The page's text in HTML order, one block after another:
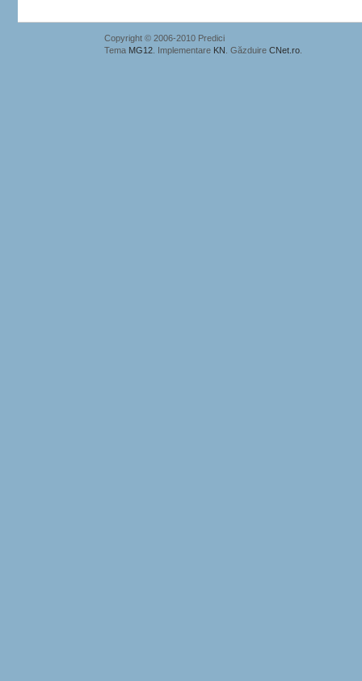
Copyright © 2006-2010 Predici
Tema MG12 . Implementare KN . Găzduire CNet.ro